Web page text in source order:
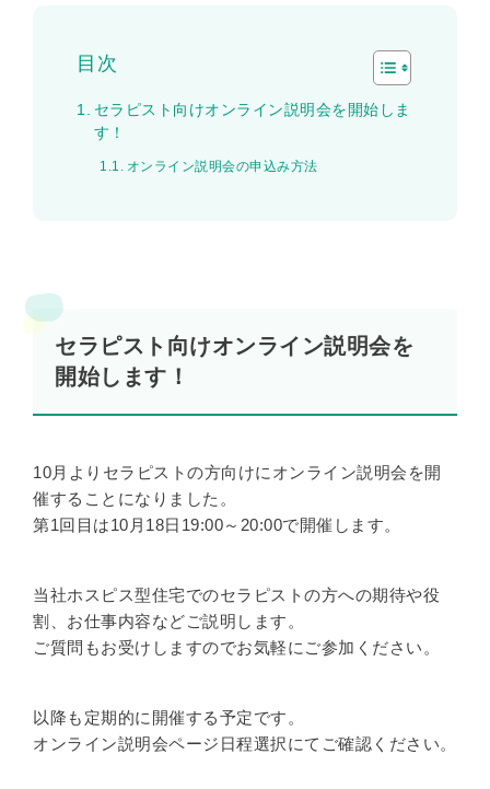
目次
セラピスト向けオンライン説明会を開始しま
す！
オンライン説明会の申込み方法
セラピスト向けオンライン説明会を
開始します！
10月よりセラピストの方向けにオンライン説明会を開
催することになりました。
第1回目は10月18日19:00～20:00で開催します。
当社ホスピス型住宅でのセラピストの方への期待や役
割、お仕事内容などご説明します。
ご質問もお受けしますのでお気軽にご参加ください。
以降も定期的に開催する予定です。
オンライン説明会ページ日程選択にてご確認ください。